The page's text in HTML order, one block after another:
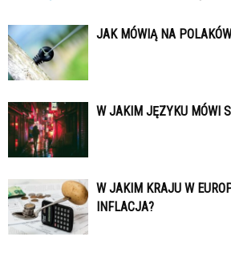
JAK MÓWIĄ NA
W JAKIM JĘZYKU MÓWI
W JAKIM KRAJU W
INFLACJA?